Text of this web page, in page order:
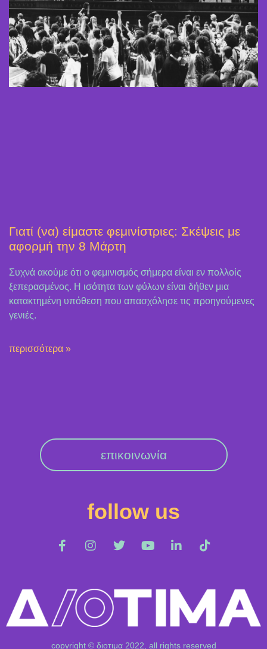
Γιατί (να) είμαστε φεμινίστριες: Σκέψεις με
αφορμή την 8 Μάρτη
Συχνά ακούμε ότι ο φεμινισμός σήμερα είναι εν πολλοίς
ξεπερασμένος. Η ισότητα των φύλων είναι δήθεν μια
κατακτημένη υπόθεση που απασχόλησε τις προηγούμενες
γενιές.
περισσότερα »
επικοινωνία
follow us
copyright © διοτιμα 2022, all rights reserved